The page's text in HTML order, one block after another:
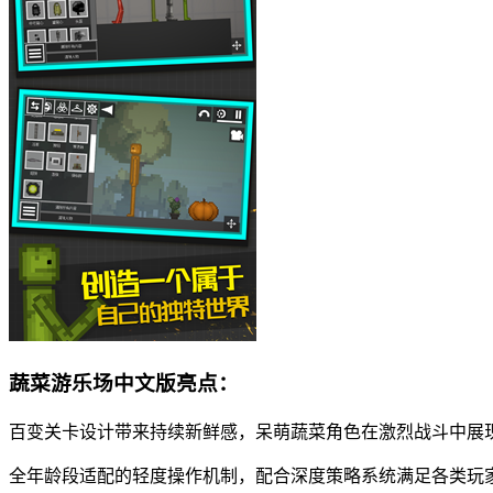
蔬菜游乐场中文版亮点：
百变关卡设计带来持续新鲜感，呆萌蔬菜角色在激烈战斗中展
全年龄段适配的轻度操作机制，配合深度策略系统满足各类玩